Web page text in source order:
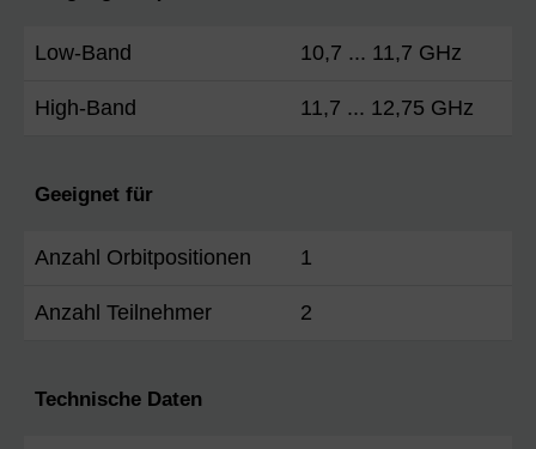
Low-Band 10,7 ... 11,7 GHz
High-Band 11,7 ... 12,75 GHz
Geeignet für
Anzahl Orbitpositionen 1
Anzahl Teilnehmer 2
Technische Daten